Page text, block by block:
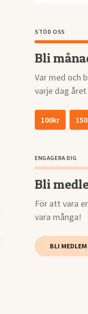
STÖD OSS
Bli
Var med och
varje dag
100kr
ENGAGERA DIG
Bli
För att vara
vara många!
BLI MEDLEM